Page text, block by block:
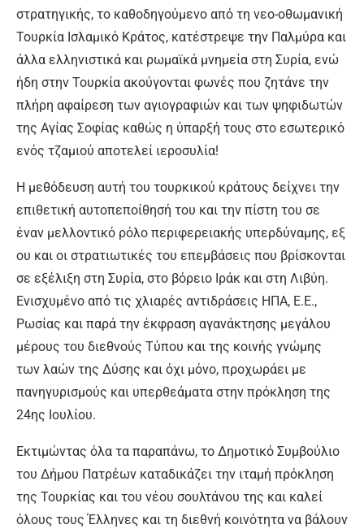
στρατηγικής, το καθοδηγούμενο από τη νεο-οθωμανική
Τουρκία Ισλαμικό Κράτος, κατέστρεψε την Παλμύρα και
άλλα ελληνιστικά και ρωμαϊκά μνημεία στη Συρία, ενώ
ήδη στην Τουρκία ακούγονται φωνές που ζητάνε την
πλήρη αφαίρεση των αγιογραφιών και των ψηφιδωτών
της Αγίας Σοφίας καθώς η ύπαρξή τους στο εσωτερικό
ενός τζαμιού αποτελεί ιεροσυλία!
Η μεθόδευση αυτή του τουρκικού κράτους δείχνει την
επιθετική αυτοπεποίθησή του και την πίστη του σε
έναν μελλοντικό ρόλο περιφερειακής υπερδύναμης, εξ
ου και οι στρατιωτικές του επεμβάσεις που βρίσκονται
σε εξέλιξη στη Συρία, στο βόρειο Ιράκ και στη Λιβύη.
Ενισχυμένο από τις χλιαρές αντιδράσεις ΗΠΑ, Ε.Ε.,
Ρωσίας και παρά την έκφραση αγανάκτησης μεγάλου
μέρους του διεθνούς Τύπου και της κοινής γνώμης
των λαών της Δύσης και όχι μόνο, προχωράει με
πανηγυρισμούς και υπερθεάματα στην πρόκληση της
24ης Ιουλίου.
Εκτιμώντας όλα τα παραπάνω, το Δημοτικό Συμβούλιο
του Δήμου Πατρέων καταδικάζει την ιταμή πρόκληση
της Τουρκίας και του νέου σουλτάνου της και καλεί
όλους τους Έλληνες και τη διεθνή κοινότητα να βάλουν